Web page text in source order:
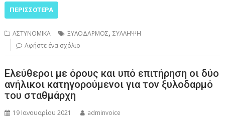
ΠΕΡΙΣΣΌΤΕΡΑ
ΑΣΤΥΝΟΜΙΚΑ ΞΥΛΟΔΑΡΜΟΣ,ΣΥΛΛΗΨΗ
Αφήστε ένα σχόλιο
Ελεύθεροι με όρους και υπό επιτήρηση οι δύο
ανήλικοι κατηγορούμενοι για τον ξυλοδαρμό
του σταθμάρχη
19 Ιανουαρίου 2021 adminvoice